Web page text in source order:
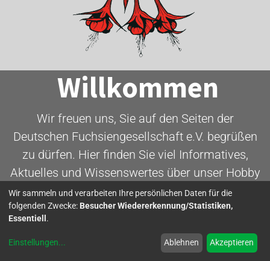
Willkommen
Wir freuen uns, Sie auf den Seiten der
Deutschen Fuchsiengesellschaft e.V. begrüßen
zu dürfen. Hier finden Sie viel Informatives,
Aktuelles und Wissenswertes über unser Hobby
- die Fuchsie.
Wir sammeln und verarbeiten Ihre persönlichen Daten für die
folgenden Zwecke: Besucher Wiedererkennung/Statistiken,
Essentiell .
Einstellungen... Ablehnen Akzeptieren